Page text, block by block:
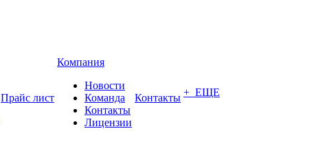
Прайс лист
Компания
Новости
Команда
Контакты
Лицензии
Контакты + ЕЩЕ